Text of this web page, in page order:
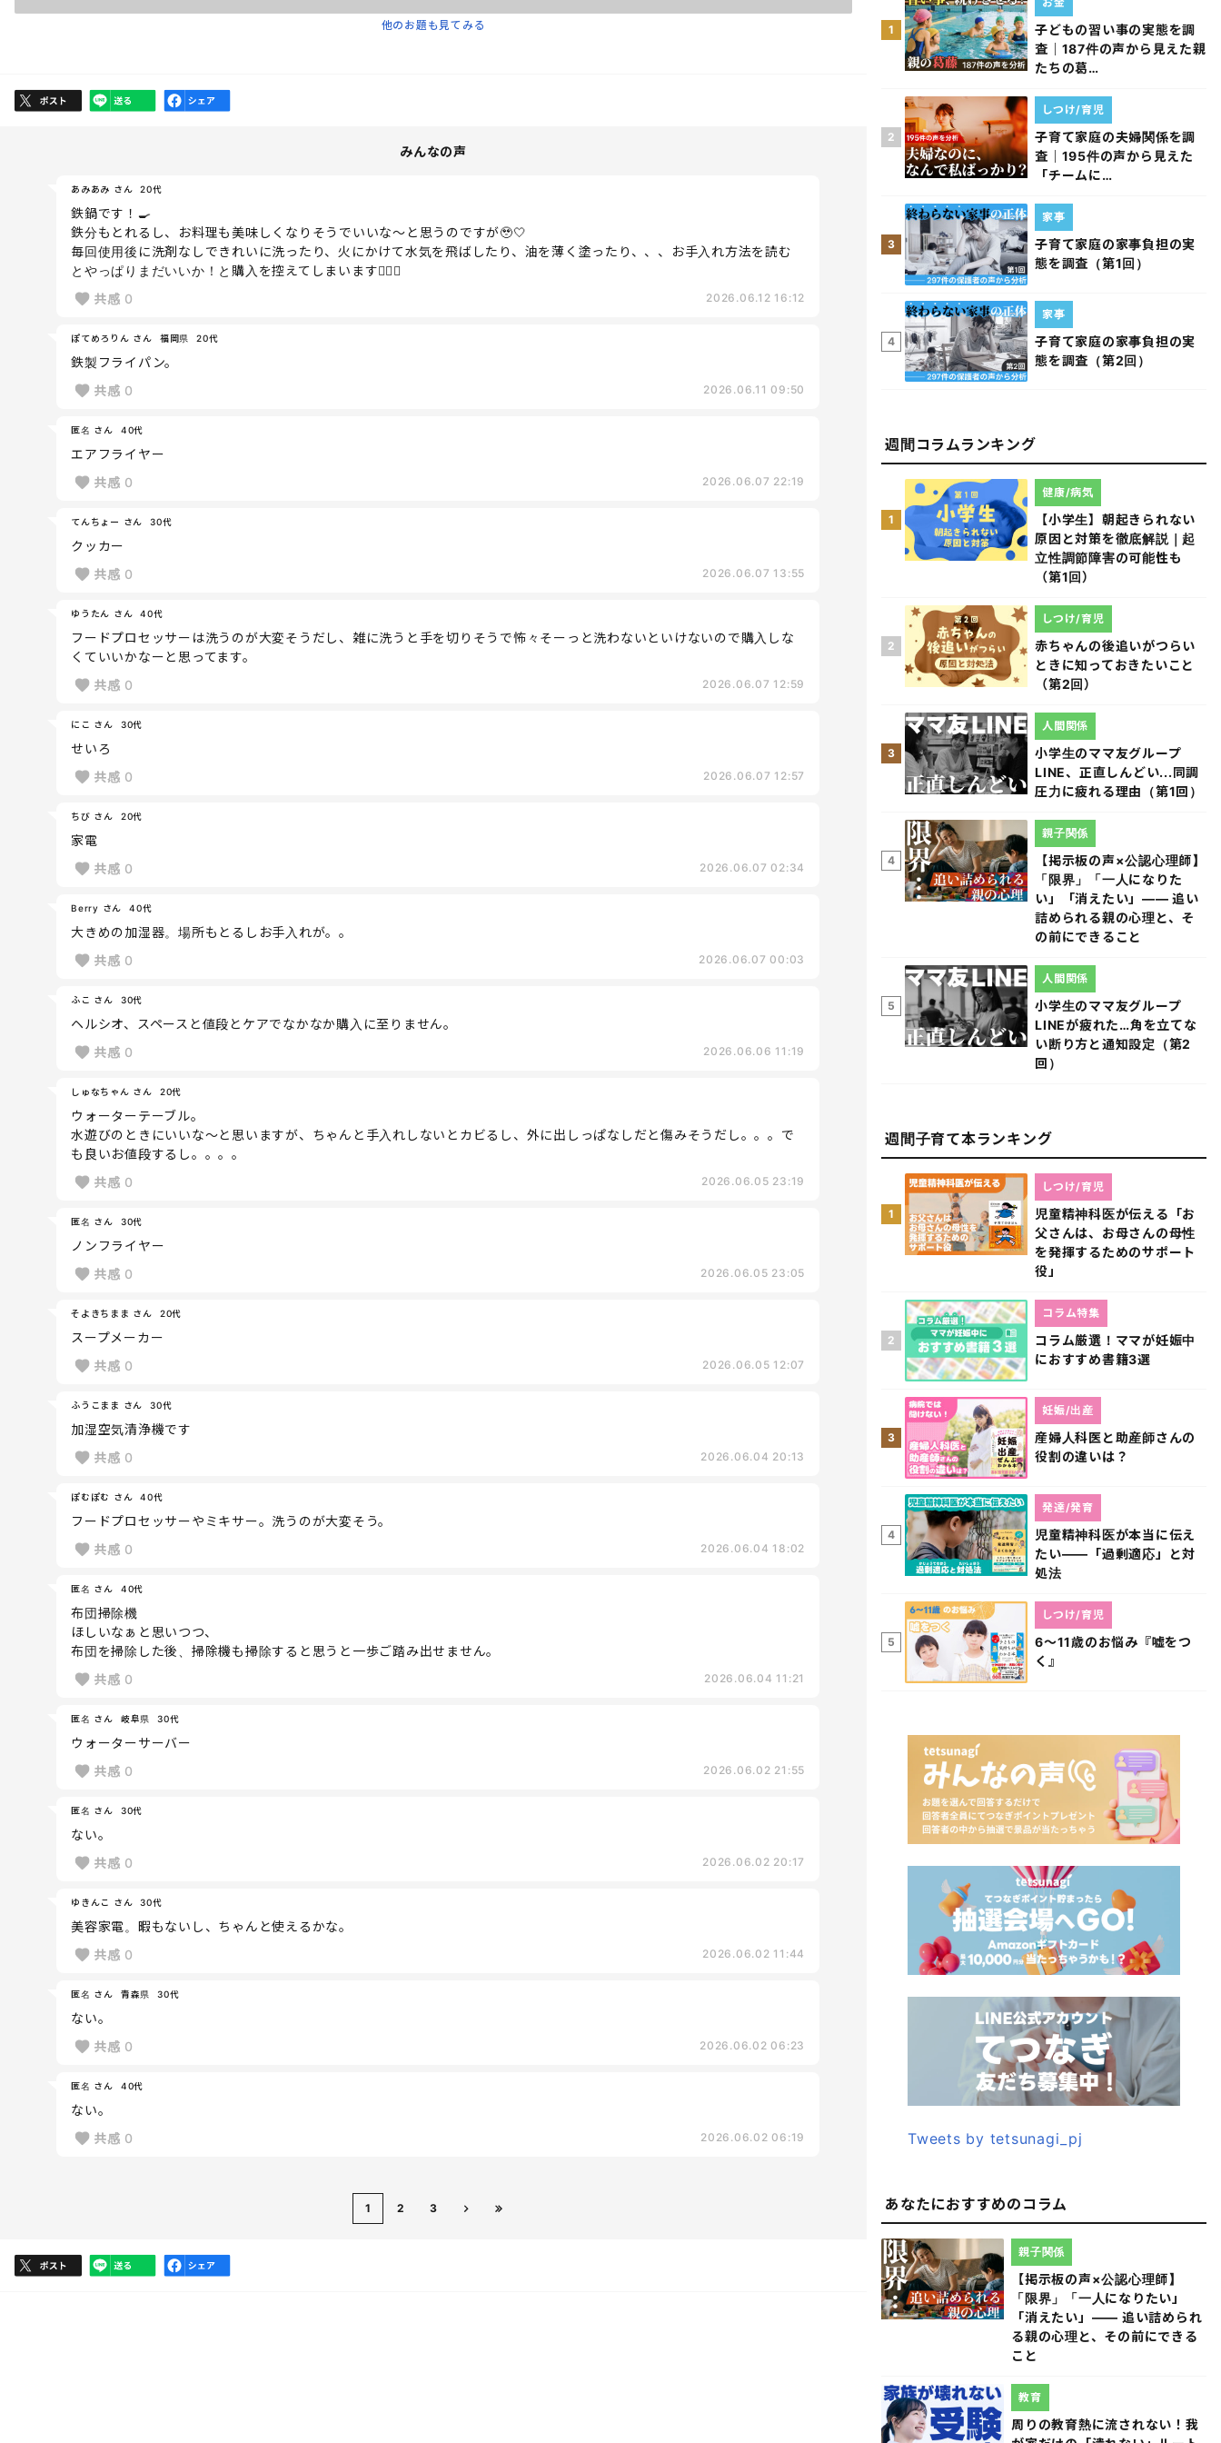
他のお題も見てみる
みんなの声
あみあみ さん 20代
鉄鍋です！🍳
鉄分もとれるし、お料理も美味しくなりそうでいいな〜と思うのですが🥹🤍
毎回使用後に洗剤なしできれいに洗ったり、火にかけて水気を飛ばしたり、油を薄く塗ったり、、、お手入れ方法を読む
とやっぱりまだいいか！と購入を控えてしまいます😵‍💫✊
共感 0 2026.06.12 16:12
ぽてめろりん さん 福岡県 20代
鉄製フライパン。
共感 0 2026.06.11 09:50
匿名 さん 40代
エアフライヤー
共感 0 2026.06.07 22:19
てんちょー さん 30代
クッカー
共感 0 2026.06.07 13:55
ゆうたん さん 40代
フードプロセッサーは洗うのが大変そうだし、雑に洗うと手を切りそうで怖々そーっと洗わないといけないので購入しな
くていいかなーと思ってます。
共感 0 2026.06.07 12:59
にこ さん 30代
せいろ
共感 0 2026.06.07 12:57
ちび さん 20代
家電
共感 0 2026.06.07 02:34
Berry さん 40代
大きめの加湿器。場所もとるしお手入れが。。
共感 0 2026.06.07 00:03
ふこ さん 30代
ヘルシオ、スペースと値段とケアでなかなか購入に至りません。
共感 0 2026.06.06 11:19
しゅなちゃん さん 20代
ウォーターテーブル。
水遊びのときにいいな〜と思いますが、ちゃんと手入れしないとカビるし、外に出しっぱなしだと傷みそうだし。。。で
も良いお値段するし。。。。
共感 0 2026.06.05 23:19
匿名 さん 30代
ノンフライヤー
共感 0 2026.06.05 23:05
そよきちまま さん 20代
スープメーカー
共感 0 2026.06.05 12:07
ふうこまま さん 30代
加湿空気清浄機です
共感 0 2026.06.04 20:13
ぽむぽむ さん 40代
フードプロセッサーやミキサー。洗うのが大変そう。
共感 0 2026.06.04 18:02
匿名 さん 40代
布団掃除機
ほしいなぁと思いつつ、
布団を掃除した後、掃除機も掃除すると思うと一歩ご踏み出せません。
共感 0 2026.06.04 11:21
匿名 さん 岐阜県 30代
ウォーターサーバー
共感 0 2026.06.02 21:55
匿名 さん 30代
ない。
共感 0 2026.06.02 20:17
ゆきんこ さん 30代
美容家電。暇もないし、ちゃんと使えるかな。
共感 0 2026.06.02 11:44
匿名 さん 青森県 30代
ない。
共感 0 2026.06.02 06:23
匿名 さん 40代
ない。
共感 0 2026.06.02 06:19
1 2 3
1
子どもの習い事の実態を調
査｜187件の声から見えた親
たちの葛…
2
子育て家庭の夫婦関係を調
査｜195件の声から見えた
「チームに…
しつけ/育児
3
子育て家庭の家事負担の実
態を調査（第1回）
家事
4
子育て家庭の家事負担の実
態を調査（第2回）
家事
週間コラムランキング
1
【小学生】朝起きられない
原因と対策を徹底解説｜起
立性調節障害の可能性も
（第1回）
健康/病気
2
赤ちゃんの後追いがつらい
ときに知っておきたいこと
（第2回）
しつけ/育児
3
小学生のママ友グループ
LINE、正直しんどい...同調
圧力に疲れる理由（第1回）
人間関係
4
【掲示板の声×公認心理師】
「限界」「一人になりた
い」「消えたい」―― 追い
詰められる親の心理と、そ
の前にできること
親子関係
5
小学生のママ友グループ
LINEが疲れた…角を立てな
い断り方と通知設定（第2
回）
人間関係
週間子育て本ランキング
1
児童精神科医が伝える「お
父さんは、お母さんの母性
を発揮するためのサポート
役」
しつけ/育児
2
コラム厳選！ママが妊娠中
におすすめ書籍3選
コラム特集
3
産婦人科医と助産師さんの
役割の違いは？
妊娠/出産
4
児童精神科医が本当に伝え
たい――「過剰適応」と対
処法
発達/発育
5
6～11歳のお悩み『嘘をつ
く』
しつけ/育児
Tweets by tetsunagi_pj
あなたにおすすめのコラム
【掲示板の声×公認心理師】
「限界」「一人になりたい」
「消えたい」―― 追い詰められ
る親の心理と、その前にできる
こと
親子関係
周りの教育熱に流されない！我
教育